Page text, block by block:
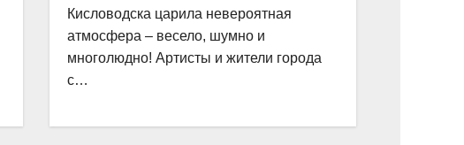
Кисловодска царила невероятная
атмосфера – весело, шумно и
многолюдно! Артисты и жители города
с…